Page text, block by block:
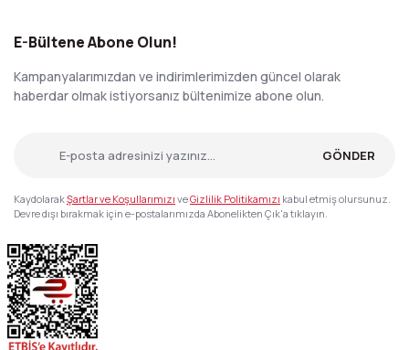
E-Bültene Abone Olun!
Kampanyalarımızdan ve indirimlerimizden güncel olarak
haberdar olmak istiyorsanız bültenimize abone olun.
GÖNDER
KaydolarakŞartlar ve Koşullarımızı veGizlilik Politikamızı kabul etmiş olursunuz.
Devre dışı bırakmak için e-postalarımızda Abonelikten Çık'a tıklayın.